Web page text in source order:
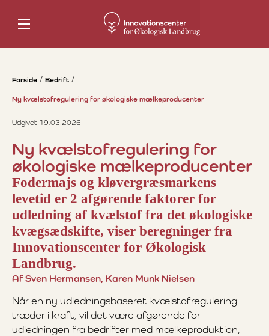
Forside Bedrift
Ny kvælstofregulering for økologiske mælkeproducenter
Udgivet 19.03.2026
Ny kvælstofregulering for
økologiske mælkeproducenter
Fodermajs og kløvergræsmarkens
levetid er 2 afgørende faktorer for
udledning af kvælstof fra det økologiske
kvægsædskifte, viser beregninger fra
Innovationscenter for Økologisk
Landbrug.
Af Sven Hermansen, Karen Munk Nielsen
Når en ny udledningsbaseret kvælstofregulering
træder i kraft, vil det være afgørende for
udledningen fra bedrifter med mælkeproduktion,